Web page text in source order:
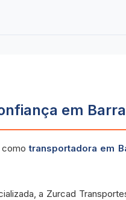
em
comotransportadora em
a Zurcad